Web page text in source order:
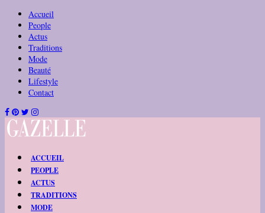
Accueil
People
Actus
Traditions
Mode
Beauté
Lifestyle
Contact
ACCUEIL
PEOPLE
ACTUS
TRADITIONS
MODE